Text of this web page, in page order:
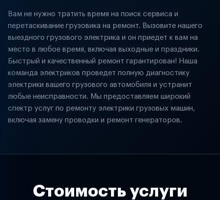
Вам не нужно тратить время на поиск сервиса и
перетаскивание грузовика на ремонт. Вызовите нашего
выездного грузового электрика и он приедет к вам на
место в любое время, включая выходные и праздники.
Быстрый и качественный ремонт гарантирован! Наша
команда электриков проведет полную диагностику
электрики вашего грузового автомобиля и устранит
любые неисправности. Мы предоставляем широкий
спектр услуг по ремонту электрики грузовых машин,
включая замену проводки и ремонт генераторов.
Стоимость услуги